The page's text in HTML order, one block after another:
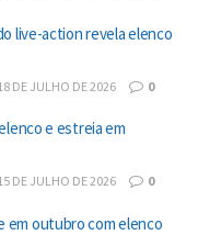
live-action revela elenco
18 DE JULHO DE 2026 0
e estreia em
DE JULHO DE 2026 0
em outubro com elenco